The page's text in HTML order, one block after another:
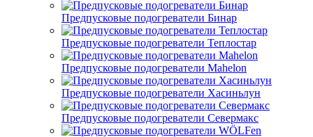
Предпусковые подогреватели Бинар
Предпусковые подогреватели Теплостар
Предпусковые подогреватели Mahelon
Предпусковые подогреватели Хасиньлун
Предпусковые подогреватели Севермакс